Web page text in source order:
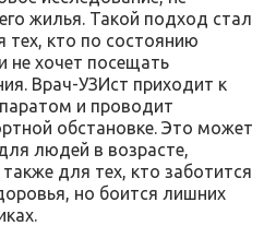
жилья. Такой подход стал
тех, кто по состоянию
не хочет посещать
Врач-УЗИст приходит к
и проводит
обстановке. Это может
людей в возрасте,
для тех, кто заботится
но боится лишних